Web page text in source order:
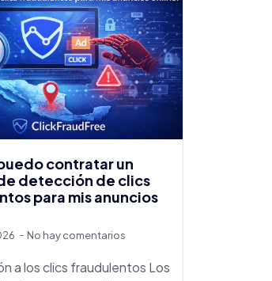
contratar un
detección de clics
para mis anuncios
No hay comentarios
a los clics fraudulentos Los